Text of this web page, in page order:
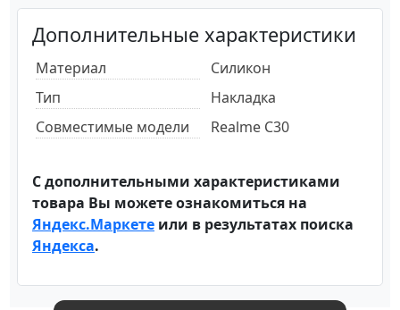
Дополнительные характеристики
Материал
Силикон
Тип
Накладка
Совместимые модели
Realme C30
С дополнительными характеристиками
товара Вы можете ознакомиться на
Яндекс.Маркете или в результатах поиска
Яндекса.